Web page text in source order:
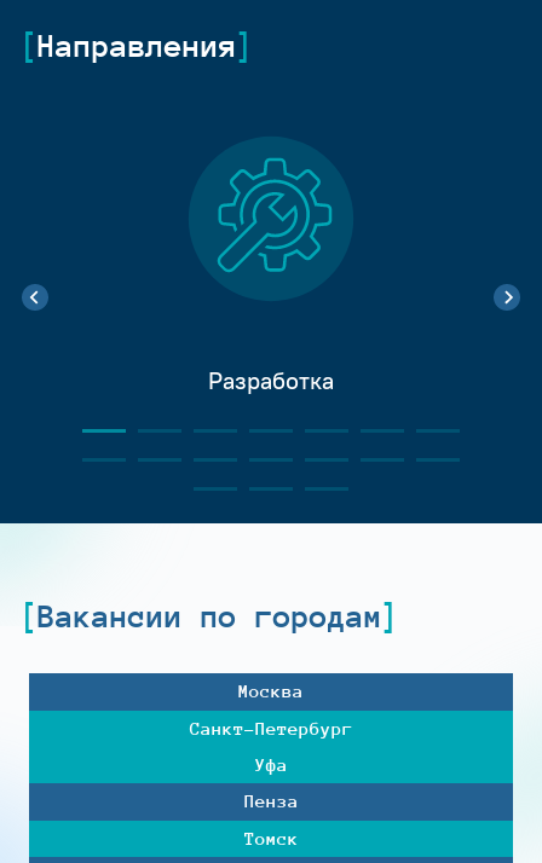
Направления
Разработка
Вакансии по городам
Москва
Санкт-Петербург
Уфа
Пенза
Томск